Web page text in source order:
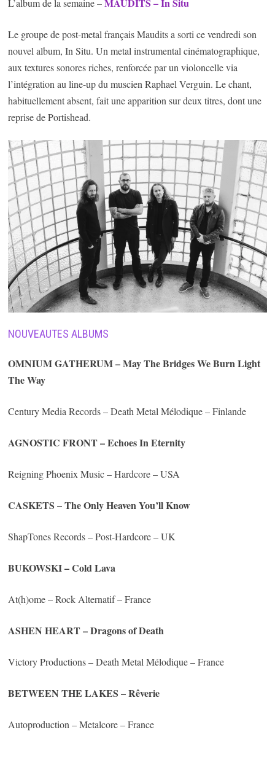
L’album de la semaine –
Le groupe de post-metal français Maudits a sorti ce vendredi son
nouvel album, In Situ. Un metal instrumental cinématographique,
aux textures sonores riches, renforcée par un violoncelle via
l’intégration au line-up du muscien Raphael Verguin. Le chant,
habituellement absent, fait une apparition sur deux titres, dont une
reprise de Portishead.
NOUVEAUTES ALBUMS
OMNIUM GATHERUM – May The Bridges We Burn Light
The Way
Century Media Records – Death Metal Mélodique – Finlande
AGNOSTIC FRONT– Echoes In Eternity
Reigning Phoenix Music – Hardcore – USA
CASKETS – The Only Heaven You’ll Know
ShapTones Records – Post-Hardcore – UK
BUKOWSKI– Cold Lava
At(h)ome – Rock Alternatif – France
ASHEN HEART– Dragons of Death
Victory Productions – Death Metal Mélodique – France
BETWEEN THE LAKES– Rêverie
Autoproduction – Metalcore – France